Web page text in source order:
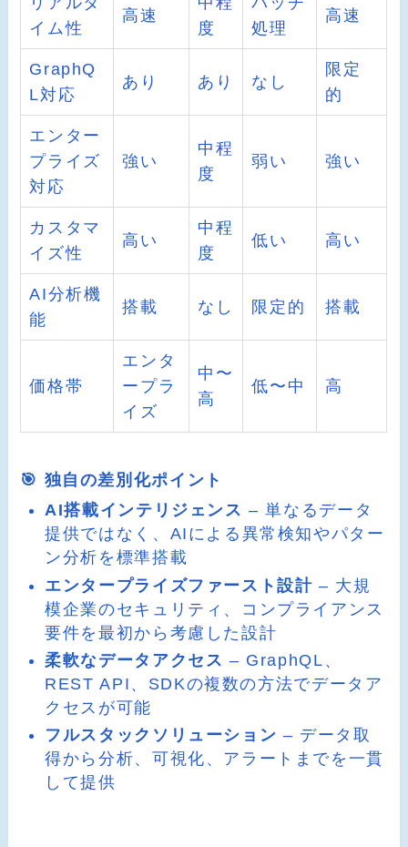
イム性
高速
度
処理
高速
GraphQ
L対応
あり あり なし
限定
的
エンター
プライズ
対応
強い
中程
度
弱い 強い
カスタマ
イズ性
高い
中程
度
低い 高い
AI分析機
能
搭載 なし 限定的 搭載
価格帯
エンタ
ープラ
イズ
中〜
高
低〜中 高
🎯 独自の差別化ポイント
AI搭載インテリジェンス – 単なるデータ
提供ではなく、AIによる異常検知やパター
ン分析を標準搭載
エンタープライズファースト設計 – 大規
模企業のセキュリティ、コンプライアンス
要件を最初から考慮した設計
柔軟なデータアクセス – GraphQL、
REST API、SDKの複数の方法でデータア
クセスが可能
フルスタックソリューション – データ取
得から分析、可視化、アラートまでを一貫
して提供